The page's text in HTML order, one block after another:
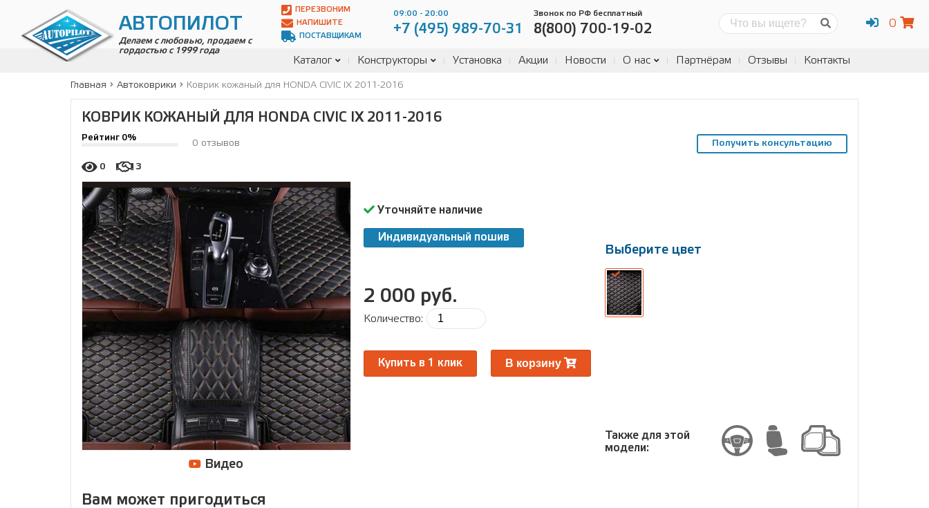
АВТОПИЛОТ
Делаем с любовью, продаем с
гордостью с 1999 года
ПЕРЕЗВОНИМ
НАПИШИТЕ
ПОСТАВЩИКАМ
09:00 - 20:00
+7 (495) 989-70-31
Звонок по РФ бесплатный
8(800) 700-19-02 0
Каталог Конструкторы Установка Акции Новости О нас Партнёрам Отзывы Контакты
Главная Автоковрики Коврик кожаный для HONDA CIVIC IX 2011-2016
КОВРИК КОЖАНЫЙ ДЛЯ HONDA CIVIC IX 2011-2016
Рейтинг 0%
0 отзывов Получить консультацию
0 3
Уточняйте наличие
Индивидуальный пошив
2 000 руб.
Количество:
Купить в 1 клик В корзину
Видео
Выберите цвет
Выберите
размер
Также для этой
модели:
Вам может пригодиться
Адрес:
Чагинская
info@avtopilot1.ru